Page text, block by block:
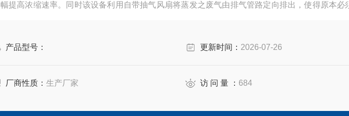
幅提高浓缩速率。同时该设备利用自带抽气风扇将蒸发之废气由排气管路定向排出，使得原本必
产品型号：
更新时间： 2026-07-26
厂商性质： 生产厂家 访 问 量 ： 684